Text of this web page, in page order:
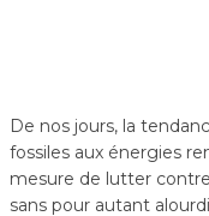
De nos jours, la
fossiles aux énergies
mesure de lutter
sans pour autant